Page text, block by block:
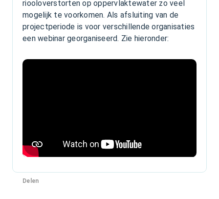
riooloverstorten op oppervlaktewater zo veel
mogelijk te voorkomen. Als afsluiting van de
projectperiode is voor verschillende organisaties
een webinar georganiseerd. Zie hieronder:
Delen